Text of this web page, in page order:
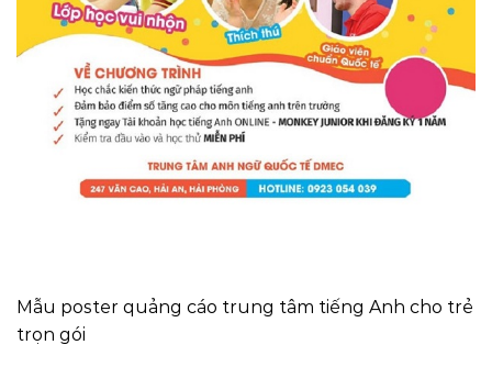
Mẫu poster quảng cáo trung tâm tiếng Anh cho trẻ
trọn gói